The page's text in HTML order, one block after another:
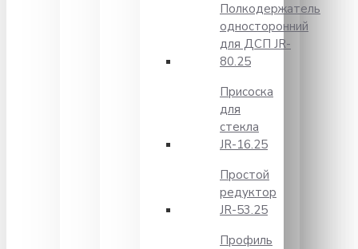
Полкодержатель
односторонний
для ДСП JR-
80.25
Присоска
для
стекла
JR-16.25
Простой
редуктор
JR-53.25
Профиль